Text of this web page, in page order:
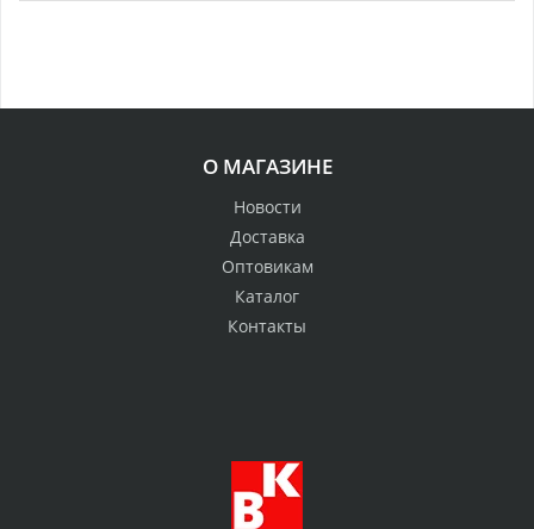
О МАГАЗИНЕ
Новости
Доставка
Оптовикам
Каталог
Контакты